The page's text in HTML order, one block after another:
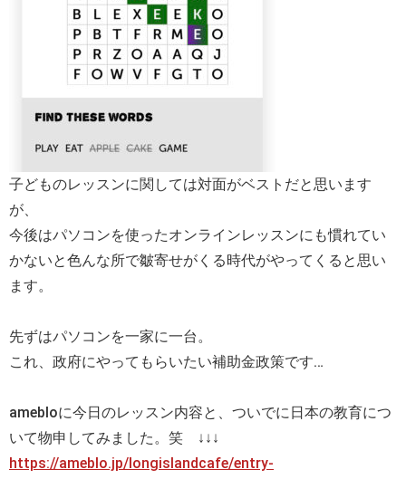
子どものレッスンに関しては対面がベストだと思います
が、
今後はパソコンを使ったオンラインレッスンにも慣れてい
かないと色んな所で皺寄せがくる時代がやってくると思い
ます。
先ずはパソコンを一家に一台。
これ、政府にやってもらいたい補助金政策です…
amebloに今日のレッスン内容と、ついでに日本の教育につ
いて物申してみました。笑 ↓↓↓
https://ameblo.jp/longislandcafe/entry-